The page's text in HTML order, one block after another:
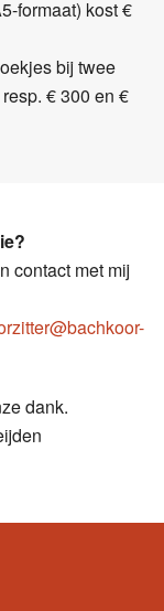
formaat) kost €
bij twee
€ 300 en €
contact met mij
dank.